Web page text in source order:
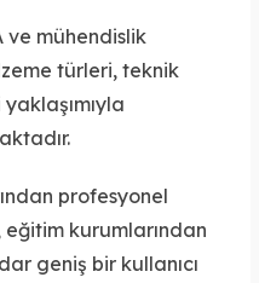
ve mühendislik
türleri, teknik
profesyonel
kurumlarından
geniş bir kullanıcı